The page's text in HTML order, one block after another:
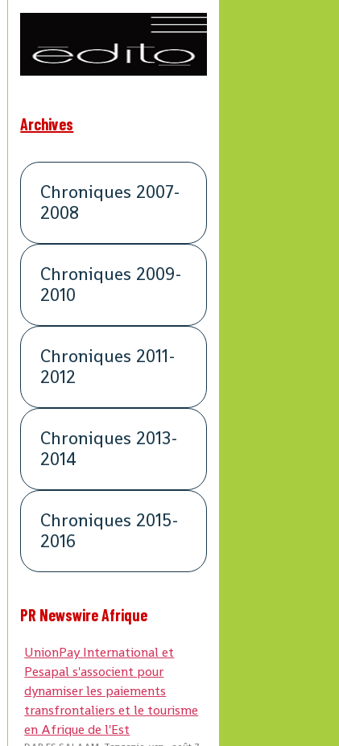
Archives
Chroniques 2007-
2008
Chroniques 2009-
2010
Chroniques 2011-
2012
Chroniques 2013-
2014
Chroniques 2015-
2016
PR Newswire Afrique
UnionPay International et
Pesapal s'associent pour
dynamiser les paiements
transfrontaliers et le tourisme
en Afrique de l'Est